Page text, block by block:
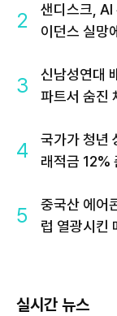
2
샌디스크,
이던스 실망
3
신남성연대
파트서 숨진
4
국가가 청년
래적금 12%
5
중국산 에어
럽 열광시킨
실시간 뉴스